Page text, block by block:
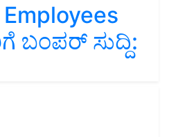
ಬಂಪರ್‌ ಸುದ್ದಿ: